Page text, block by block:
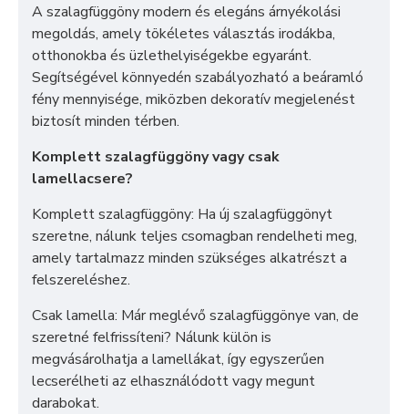
A szalagfüggöny modern és elegáns árnyékolási
megoldás, amely tökéletes választás irodákba,
otthonokba és üzlethelyiségekbe egyaránt.
Segítségével könnyedén szabályozható a beáramló
fény mennyisége, miközben dekoratív megjelenést
biztosít minden térben.
Komplett szalagfüggöny vagy csak
lamellacsere?
Komplett szalagfüggöny: Ha új szalagfüggönyt
szeretne, nálunk teljes csomagban rendelheti meg,
amely tartalmazz minden szükséges alkatrészt a
felszereléshez.
Csak lamella: Már meglévő szalagfüggönye van, de
szeretné felfrissíteni? Nálunk külön is
megvásárolhatja a lamellákat, így egyszerűen
lecserélheti az elhasználódott vagy megunt
darabokat.